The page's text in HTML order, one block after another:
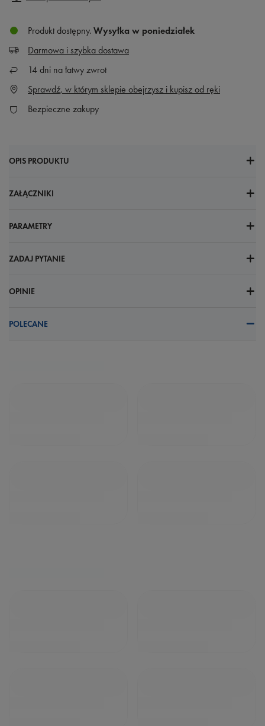
Produkt dostępny Wysyłka w poniedziałek
Darmowa i szybka dostawa
14 dni na łatwy zwrot
Sprawdź, w którym sklepie obejrzysz i kupisz od ręki
Bezpieczne zakupy
OPIS PRODUKTU
ZAŁĄCZNIKI
PARAMETRY
ZADAJ PYTANIE
OPINIE
POLECANE